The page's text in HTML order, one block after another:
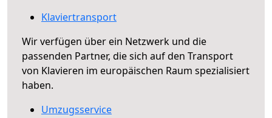
Klaviertransport
Wir verfügen über ein Netzwerk und die
passenden Partner, die sich auf den Transport
von Klavieren im europäischen Raum spezialisiert
haben.
Umzugsservice